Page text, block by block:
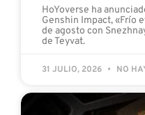
HoYoverse ha
Genshin Impact, «Frío
de agosto con
de Teyvat.
31 JULIO, 2026 NO